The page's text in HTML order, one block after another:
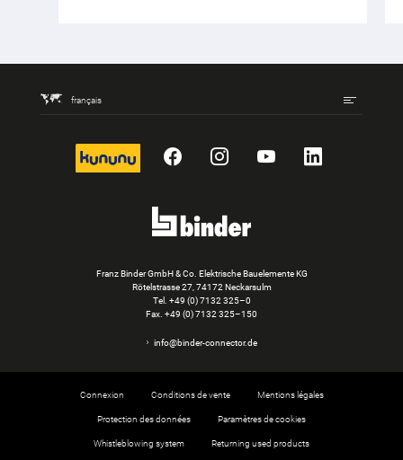
français
kununu FacebookInstagram
YouTubeLinkedIn
Franz Binder GmbH & Co. Elektrische Bauelemente KG
Rötelstrasse 27, 74172 Neckarsulm
Tel. +49 (0) 7132 325–0
Fax. +49 (0) 7132 325–150
info@binder-connector.de
Connexion Conditions de vente Mentions légales
Protection des données Paramètres de cookies
Whistleblowing system Returning used products